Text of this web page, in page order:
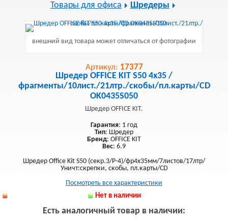
Товары для офиса Шредеры
внешний вид товара может отличаться от фотографии
Артикул: 17377
Шредер OFFICE KIT S50 4x35 /
фрагменты/10лист./21лтр./скобы/пл.карты/CD
OK0435S050
Шредер OFFICE KIT.
Гарантия: 1 год
Тип: Шредер
Бренд: OFFICE KIT
Вес: 6.9
Шредер Office Kit S50 (секр.3/P-4)/фр4х35мм/7листов/17лтр/
Уничт:скрепки, скобы, пл.карты/CD
Посмотреть все характеристики
Нет в наличии
Есть аналогичный товар в наличии: